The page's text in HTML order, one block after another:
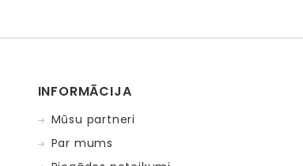
INFORMĀCIJA
Mūsu partneri
Par mums